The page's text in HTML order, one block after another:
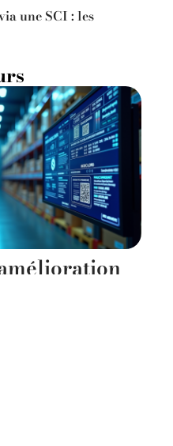
une SCI : les